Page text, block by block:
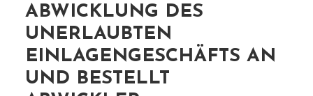
ABWICKLUNG DES
UNERLAUBTEN
EINLAGENGESCHÄFTS AN
UND BESTELLT